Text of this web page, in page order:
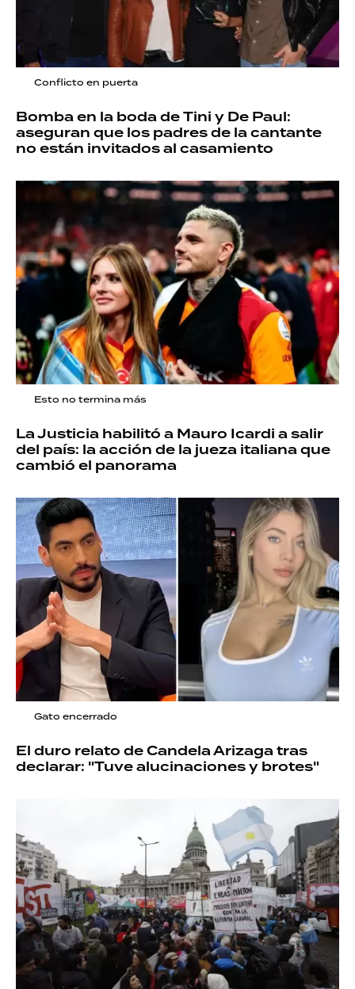
Conflicto en puerta
Bomba en la boda de Tini y De Paul:
aseguran que los padres de la cantante
no están invitados al casamiento
Esto no termina más
La Justicia habilitó a Mauro Icardi a salir
del país: la acción de la jueza italiana que
cambió el panorama
Gato encerrado
El duro relato de Candela Arizaga tras
declarar: "Tuve alucinaciones y brotes"